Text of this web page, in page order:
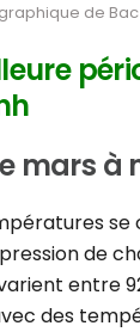
de Bac
mars à
de
entre
des